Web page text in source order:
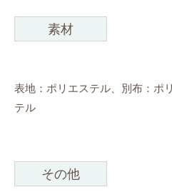
素材
表地：ポリエステル、別布：ポ
テル
その他